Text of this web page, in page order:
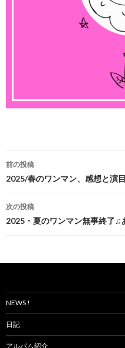
投
稿
ナ
ビ
ゲ
ー
ョ
ン
前の投稿
2025/春のワンマン、感想と演
次の投稿
2025・夏のワンマン無事終了♫
NEWS !
日記
アルバム紹介